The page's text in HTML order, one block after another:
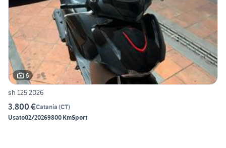
6
sh 125 2026
3.800 €Catania (CT)
Usato02/20269800 KmSport